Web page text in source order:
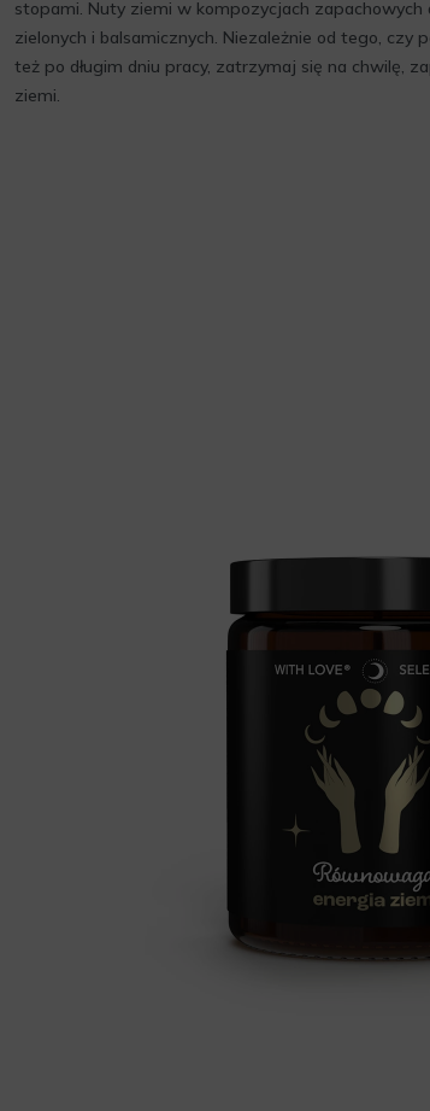
stopami. Nuty ziemi w kompozycjach zapachowych
zielonych i balsamicznych. Niezależnie od tego,
też po długim dniu pracy, zatrzymaj się na chwilę,
ziemi.